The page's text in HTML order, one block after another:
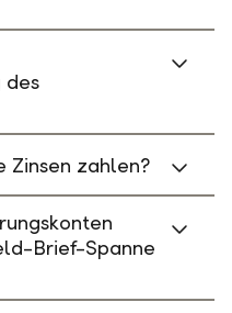
des
Zinsen zahlen?
Brief-Spanne